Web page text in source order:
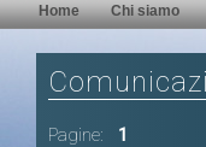
Home Chi siamo
Pagine: 1